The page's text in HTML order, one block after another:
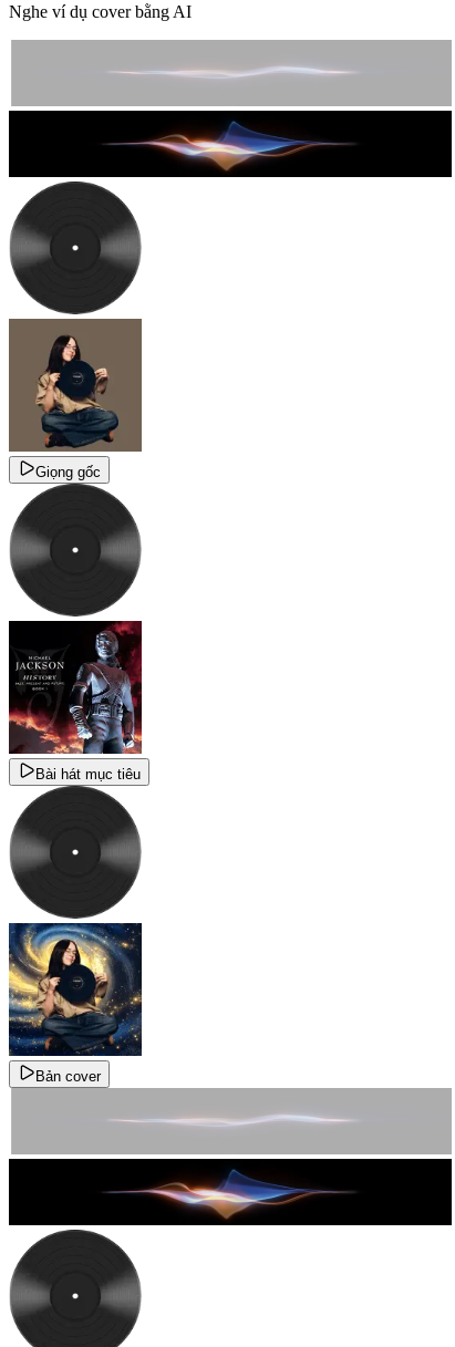
Nghe ví dụ cover bằng AI
Giọng gốc
Bài hát mục tiêu
Bản cover